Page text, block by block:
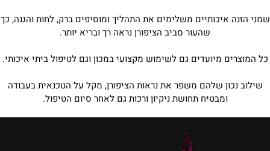
שמני הזנה איכותיים משלימים את התהליך ומוסיפים ברק, לחות והגנה, כך
שהעור סביב הציפורן נראה רך ובריא יותר.
כל המוצרים מיועדים גם לשימוש מקצועי במכון וגם לטיפול ביתי איכותי.
שילוב נכון שלהם משפר את נראות הציפורן, מקל על הטכנאית בעבודה
ומבטיח תחושת ניקיון ורכות גם לאחר סיום הטיפול.